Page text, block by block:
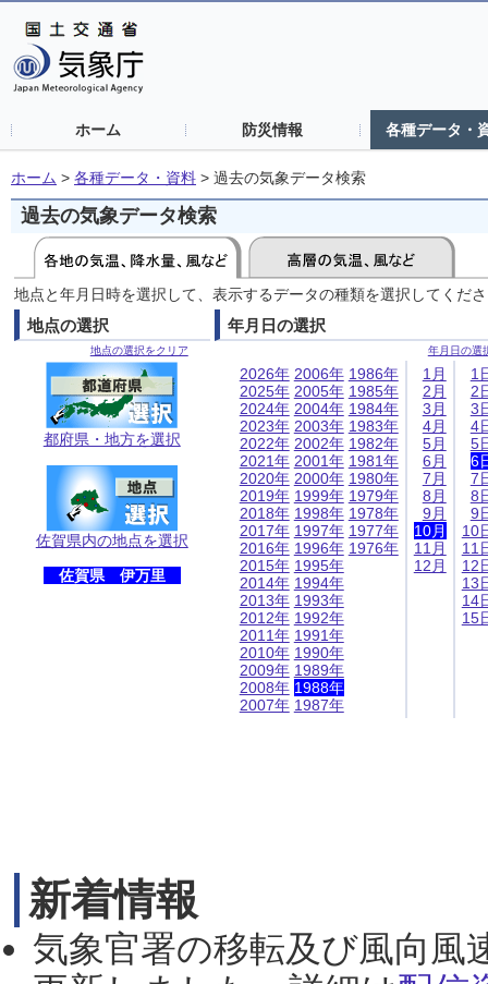
ホーム 防災情報 各種データ・
ホーム > 各種データ・資料 > 過去の気象データ検索
過去の気象データ検索
地点と年月日時を選択して、表示するデータの種類を選択してくだ
地点の選択
地点の選択をクリア
都府県・地方を選択
佐賀県内の地点を選択
佐賀県 伊万里
年月日の選択
年月日の選
2026年
2025年
2024年
2023年
2022年
2021年
2020年
2019年
2018年
2017年
2016年
2015年
2014年
2013年
2012年
2011年
2010年
2009年
2008年
2007年
2006年
2005年
2004年
2003年
2002年
2001年
2000年
1999年
1998年
1997年
1996年
1995年
1994年
1993年
1992年
1991年
1990年
1989年
1988年
1987年
1986年
1985年
1984年
1983年
1982年
1981年
1980年
1979年
1978年
1977年
1976年
1月
2月
3月
4月
5月
6月
7月
8月
9月
10月
11月
12月
1
2
3
4
5
6
7
8
9
10
11
12
13
14
15
新着情報
気象官署の移転及び風向風